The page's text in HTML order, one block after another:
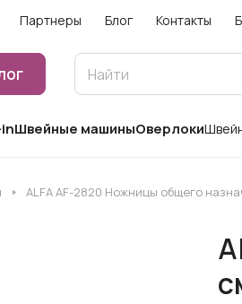
Партнеры Блог Контакты
Швейные машиныОверлоки
ALFA AF-2820 Ножницы общего